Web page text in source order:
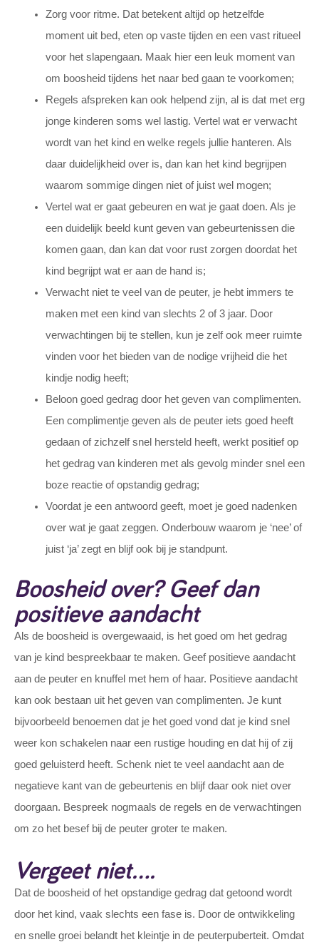
Zorg voor ritme. Dat betekent altijd op hetzelfde
moment uit bed, eten op vaste tijden en een vast ritueel
voor het slapengaan. Maak hier een leuk moment van
om boosheid tijdens het naar bed gaan te voorkomen;
Regels afspreken kan ook helpend zijn, al is dat met erg
jonge kinderen soms wel lastig. Vertel wat er verwacht
wordt van het kind en welke regels jullie hanteren. Als
daar duidelijkheid over is, dan kan het kind begrijpen
waarom sommige dingen niet of juist wel mogen;
Vertel wat er gaat gebeuren en wat je gaat doen. Als je
een duidelijk beeld kunt geven van gebeurtenissen die
komen gaan, dan kan dat voor rust zorgen doordat het
kind begrijpt wat er aan de hand is;
Verwacht niet te veel van de peuter, je hebt immers te
maken met een kind van slechts 2 of 3 jaar. Door
verwachtingen bij te stellen, kun je zelf ook meer ruimte
vinden voor het bieden van de nodige vrijheid die het
kindje nodig heeft;
Beloon goed gedrag door het geven van complimenten.
Een complimentje geven als de peuter iets goed heeft
gedaan of zichzelf snel hersteld heeft, werkt positief op
het gedrag van kinderen met als gevolg minder snel een
boze reactie of opstandig gedrag;
Voordat je een antwoord geeft, moet je goed nadenken
over wat je gaat zeggen. Onderbouw waarom je ‘nee’ of
juist ‘ja’ zegt en blijf ook bij je standpunt.
Boosheid over? Geef dan
positieve aandacht
Als de boosheid is overgewaaid, is het goed om het gedrag
van je kind bespreekbaar te maken. Geef positieve aandacht
aan de peuter en knuffel met hem of haar. Positieve aandacht
kan ook bestaan uit het geven van complimenten. Je kunt
bijvoorbeeld benoemen dat je het goed vond dat je kind snel
weer kon schakelen naar een rustige houding en dat hij of zij
goed geluisterd heeft. Schenk niet te veel aandacht aan de
negatieve kant van de gebeurtenis en blijf daar ook niet over
doorgaan. Bespreek nogmaals de regels en de verwachtingen
om zo het besef bij de peuter groter te maken.
Vergeet niet….
Dat de boosheid of het opstandige gedrag dat getoond wordt
door het kind, vaak slechts een fase is. Door de ontwikkeling
en snelle groei belandt het kleintje in de peuterpuberteit. Omdat